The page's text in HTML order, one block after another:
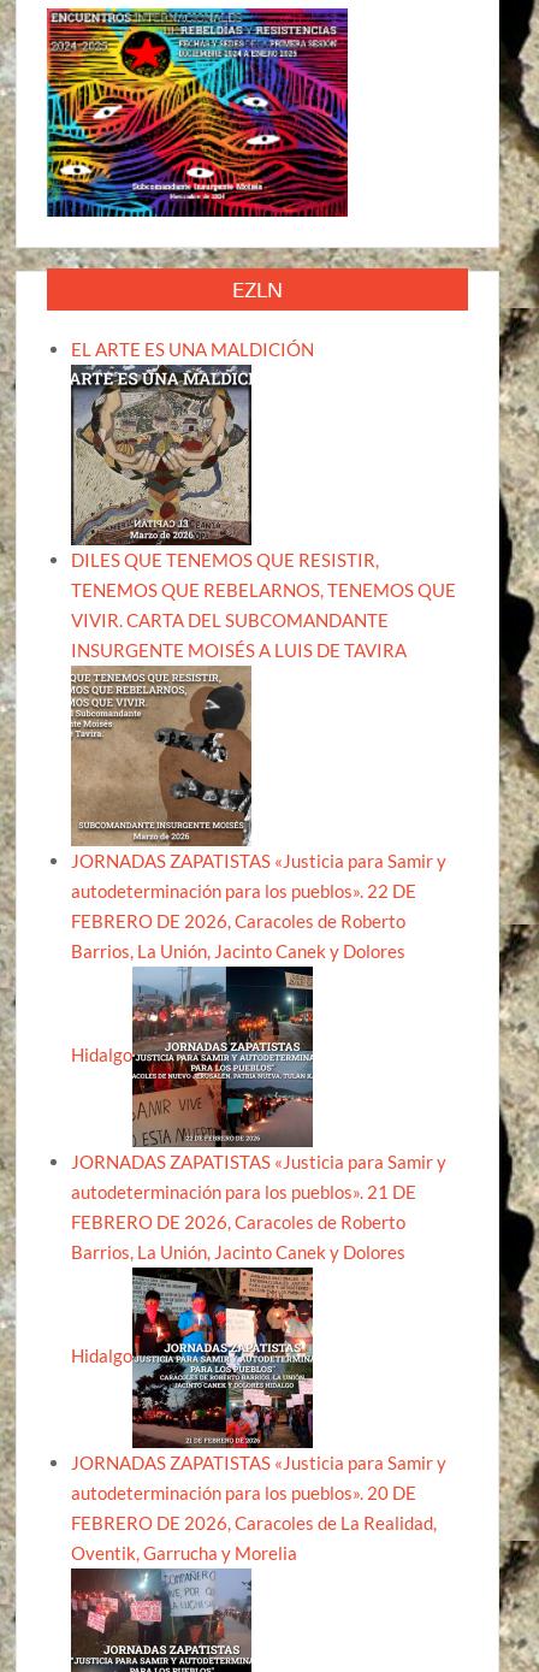
EZLN
EL ARTE ES UNA MALDICIÓN
DILES QUE TENEMOS QUE RESISTIR,
TENEMOS QUE REBELARNOS, TENEMOS QUE
VIVIR. CARTA DEL SUBCOMANDANTE
INSURGENTE MOISÉS A LUIS DE TAVIRA
JORNADAS ZAPATISTAS «Justicia para Samir y
autodeterminación para los pueblos». 22 DE
FEBRERO DE 2026, Caracoles de Roberto
Barrios, La Unión, Jacinto Canek y Dolores
Hidalgo
JORNADAS ZAPATISTAS «Justicia para Samir y
autodeterminación para los pueblos». 21 DE
FEBRERO DE 2026, Caracoles de Roberto
Barrios, La Unión, Jacinto Canek y Dolores
Hidalgo
JORNADAS ZAPATISTAS «Justicia para Samir y
autodeterminación para los pueblos». 20 DE
FEBRERO DE 2026, Caracoles de La Realidad,
Oventik, Garrucha y Morelia